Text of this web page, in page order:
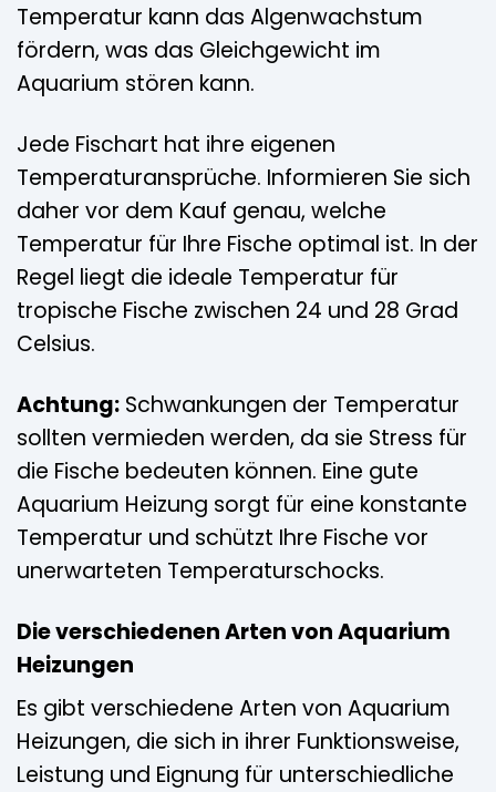
Temperatur kann das Algenwachstum
fördern, was das Gleichgewicht im
Aquarium stören kann.
Jede Fischart hat ihre eigenen
Temperaturansprüche. Informieren Sie sich
daher vor dem Kauf genau, welche
Temperatur für Ihre Fische optimal ist. In der
Regel liegt die ideale Temperatur für
tropische Fische zwischen 24 und 28 Grad
Celsius.
Achtung: Schwankungen der Temperatur
sollten vermieden werden, da sie Stress für
die Fische bedeuten können. Eine gute
Aquarium Heizung sorgt für eine konstante
Temperatur und schützt Ihre Fische vor
unerwarteten Temperaturschocks.
Die verschiedenen Arten von Aquarium
Heizungen
Es gibt verschiedene Arten von Aquarium
Heizungen, die sich in ihrer Funktionsweise,
Leistung und Eignung für unterschiedliche